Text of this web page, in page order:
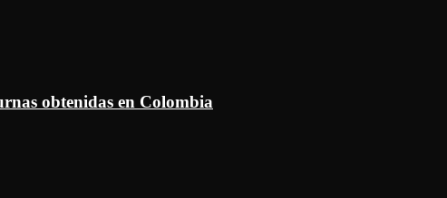
obtenidas en Colombia